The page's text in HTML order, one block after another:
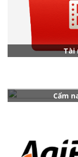
Tài
Cẩm